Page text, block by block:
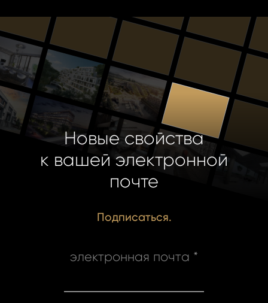
Новые свойства
к вашей электронной
почте
Подписаться.
электронная почта *